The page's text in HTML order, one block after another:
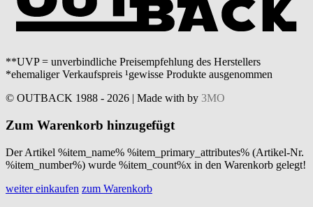
**UVP = unverbindliche Preisempfehlung des Herstellers
*ehemaliger Verkaufspreis ¹gewisse Produkte ausgenommen
© OUTBACK 1988 - 2026 | Made with by 3MO
Zum Warenkorb hinzugefügt
Der Artikel %item_name% %item_primary_attributes% (Artikel-Nr.
%item_number%) wurde %item_count%x in den Warenkorb gelegt!
weiter einkaufen zum Warenkorb